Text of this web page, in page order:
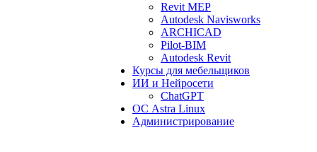
Revit MEP
Autodesk Navisworks
ARCHICAD
Pilot-BIM
Autodesk Revit
Курсы для мебельщиков
ИИ и Нейросети
ChatGPT
ОС Astra Linux
Администрирование